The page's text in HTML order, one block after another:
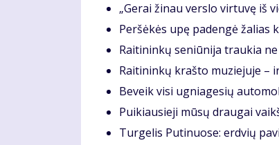
„Gerai žinau verslo virtuvę iš
Peršėkės upę padengė žalias
Raitininkų seniūnija traukia
Raitininkų krašto muziejuje –
Beveik visi ugniagesių
Puikiausieji mūsų draugai
Turgelis Putinuose: erdvių